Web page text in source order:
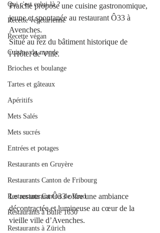
Qui c'est celui-là ?
Recette végétarienne
Recette végan
Cuisine du monde
Brioches et boulange
Tartes et gâteaux
Apéritifs
Mets Salés
Mets sucrés
Entrées et potages
Restaurants en Gruyère
Restaurants Canton de Fribourg
Restaurants Canton de Vaud
Restaurants à Bulle 1630
Restaurants à Zürich
Fraiche propose une cuisine gastronomique,
jeune et spontanée au restaurant Ô33 à
Avenches.
Situé au rez du bâtiment historique de
l’Hôtel de Ville.
Le restaurant Ô33 offre une ambiance
décontractée et lumineuse au cœur de la
vieille ville d’Avenches.